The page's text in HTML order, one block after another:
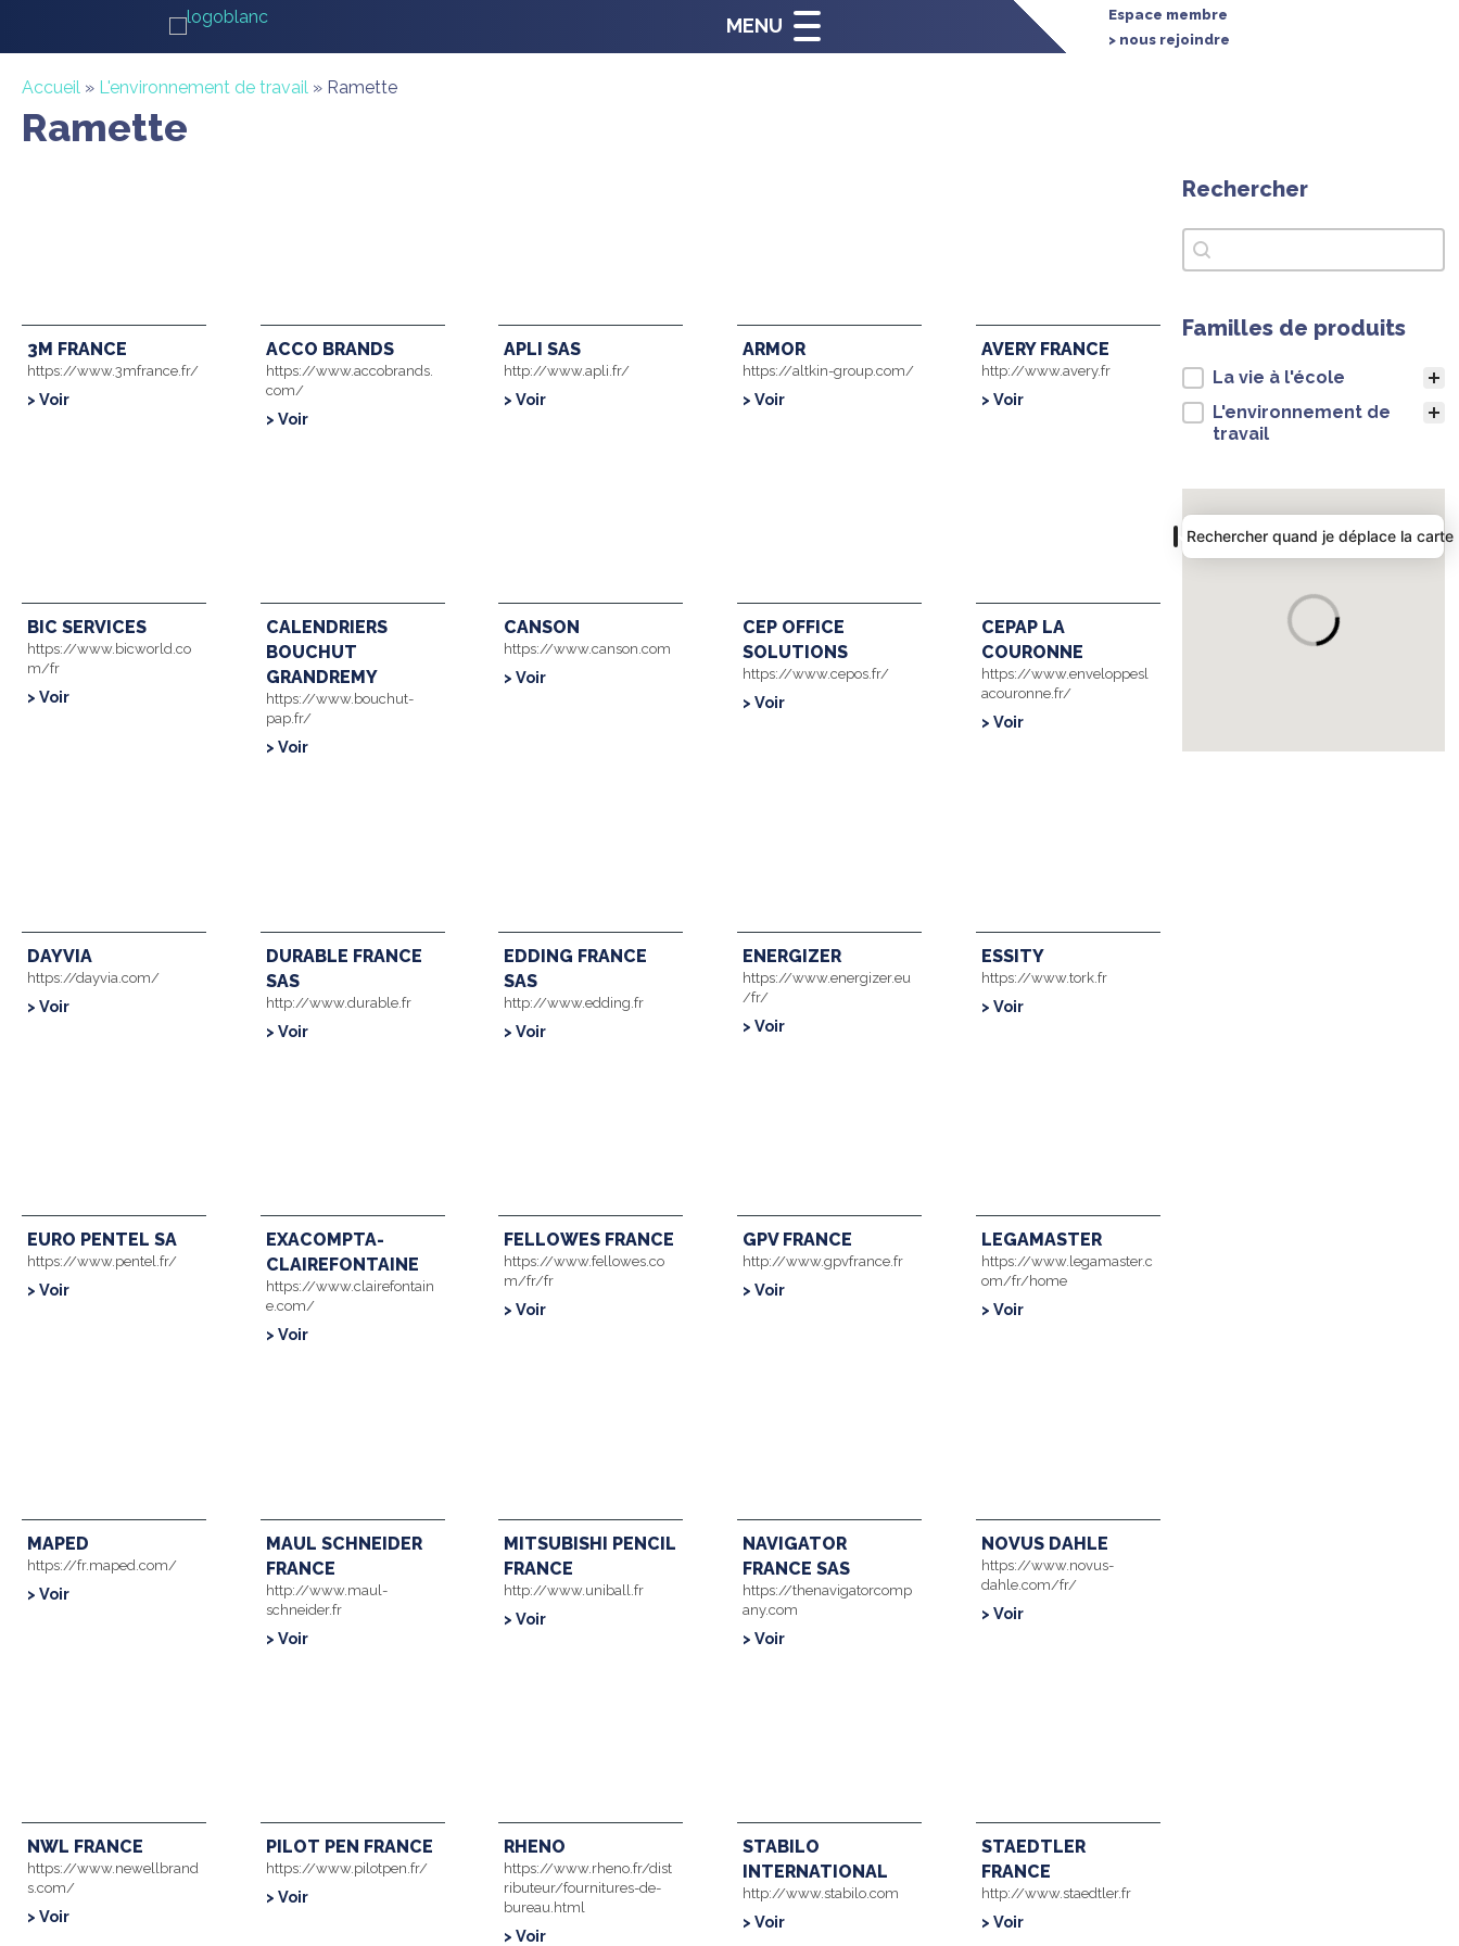
MENU
Espace membre
> nous rejoindre
Accueil » L'environnement de travail » Ramette
Ramette
3M FRANCE
https://www.3mfrance.fr/
> Voir
ACCO BRANDS
https://www.accobrands.
com/
> Voir
APLI SAS
http://www.apli.fr/
> Voir
ARMOR
https://altkin-group.com/
> Voir
AVERY FRANCE
http://www.avery.fr
> Voir
BIC SERVICES
https://www.bicworld.co
m/fr
> Voir
CALENDRIERS
BOUCHUT
GRANDREMY
https://www.bouchut-
pap.fr/
> Voir
CANSON
https://www.canson.com
> Voir
CEP OFFICE
SOLUTIONS
https://www.cepos.fr/
> Voir
CEPAP LA
COURONNE
https://www.enveloppesl
acouronne.fr/
> Voir
DAYVIA
https://dayvia.com/
> Voir
DURABLE FRANCE
SAS
http://www.durable.fr
> Voir
EDDING FRANCE
SAS
http://www.edding.fr
> Voir
ENERGIZER
https://www.energizer.eu
/fr/
> Voir
ESSITY
https://www.tork.fr
> Voir
EURO PENTEL SA
https://www.pentel.fr/
> Voir
EXACOMPTA-
CLAIREFONTAINE
https://www.clairefontain
e.com/
> Voir
FELLOWES FRANCE
https://www.fellowes.co
m/fr/fr
> Voir
GPV FRANCE
http://www.gpvfrance.fr
> Voir
LEGAMASTER
https://www.legamaster.c
om/fr/home
> Voir
MAPED
https://fr.maped.com/
> Voir
MAUL SCHNEIDER
FRANCE
http://www.maul-
schneider.fr
> Voir
MITSUBISHI PENCIL
FRANCE
http://www.uniball.fr
> Voir
NAVIGATOR
FRANCE SAS
https://thenavigatorcomp
any.com
> Voir
NOVUS DAHLE
https://www.novus-
dahle.com/fr/
> Voir
NWL FRANCE
https://www.newellbrand
s.com/
> Voir
PILOT PEN FRANCE
https://www.pilotpen.fr/
> Voir
RHENO
https://www.rheno.fr/dist
ributeur/fournitures-de-
bureau.html
> Voir
STABILO
INTERNATIONAL
http://www.stabilo.com
> Voir
STAEDTLER
FRANCE
http://www.staedtler.fr
> Voir
Rechercher
Rechercher
Rechercher
Familles de produits
Familles de produits
La vie à l'école
L'environnement de
travail
Rechercher quand je déplace la carte